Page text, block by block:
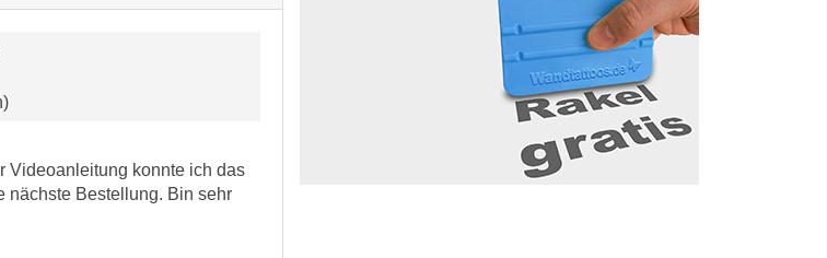
Videoanleitung konnte ich das
nächste Bestellung. Bin sehr